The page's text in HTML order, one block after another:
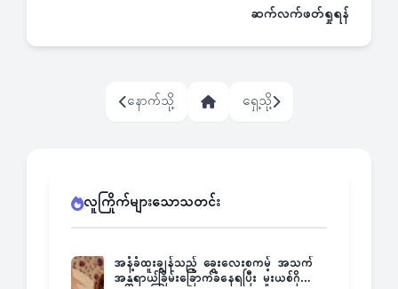
ဆက်လက်ဖတ်ရှုရန်
နောက်သို့ ရှေ့သို့
လူကြိုက်များသောသတင်း
အနံ့ခံထူးချွန်သည့် ခွေးလေးစကမ့် အသက်
အန္တရာယ်ခြိမ်းခြောက်ခံနေရပြီး မူးယစ်ဂိုဏ်း